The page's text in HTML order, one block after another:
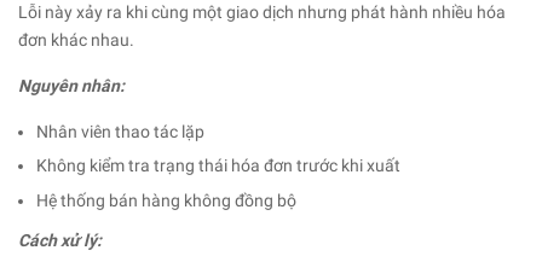
Lỗi này xảy ra khi cùng một giao dịch nhưng phát hành nhiều hóa
đơn khác nhau.
Nguyên nhân:
Nhân viên thao tác lặp
Không kiểm tra trạng thái hóa đơn trước khi xuất
Hệ thống bán hàng không đồng bộ
Cách xử lý: